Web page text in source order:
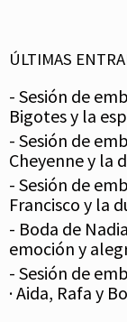
ÚLTIMAS
- Sesión de
Bigotes y la
- Sesión de
Cheyenne y la
- Sesión de
Francisco y la
- Boda de
emoción y
- Sesión de
· Aida, Rafa y